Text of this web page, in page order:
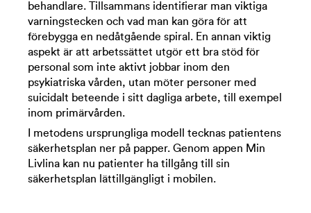
behandlare. Tillsammans identifierar man viktiga
varningstecken och vad man kan göra för att
förebygga en nedåtgående spiral. En annan viktig
aspekt är att arbetssättet utgör ett bra stöd för
personal som inte aktivt jobbar inom den
psykiatriska vården, utan möter personer med
suicidalt beteende i sitt dagliga arbete, till exempel
inom primärvården.
I metodens ursprungliga modell tecknas patientens
säkerhetsplan ner på papper. Genom appen Min
Livlina kan nu patienter ha tillgång till sin
säkerhetsplan lättillgängligt i mobilen.